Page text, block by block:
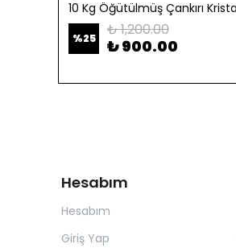
%25 ₺ 1,200.00
₺ 900.00
Hesabım
Hesabım
Giriş Yap